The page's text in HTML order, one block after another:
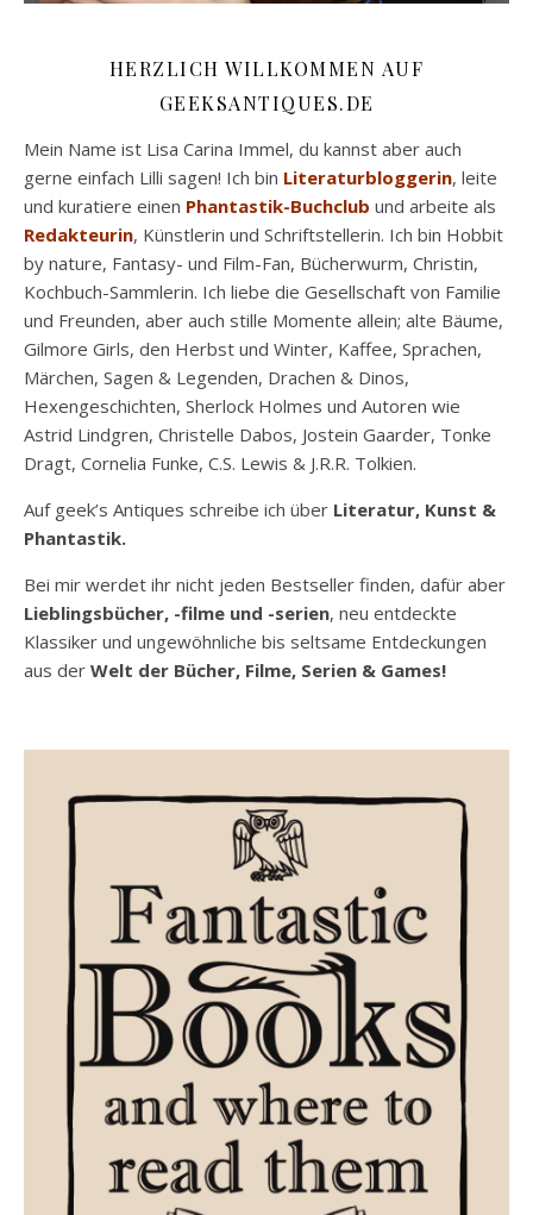
HERZLICH WILLKOMMEN AUF
GEEKSANTIQUES.DE
Mein Name ist Lisa Carina Immel, du kannst aber auch
gerne einfach Lilli sagen! Ich bin Literaturbloggerin, leite
und kuratiere einen Phantastik-Buchclub und arbeite als
Redakteurin, Künstlerin und Schriftstellerin. Ich bin Hobbit
by nature, Fantasy- und Film-Fan, Bücherwurm, Christin,
Kochbuch-Sammlerin. Ich liebe die Gesellschaft von Familie
und Freunden, aber auch stille Momente allein; alte Bäume,
Gilmore Girls, den Herbst und Winter, Kaffee, Sprachen,
Märchen, Sagen & Legenden, Drachen & Dinos,
Hexengeschichten, Sherlock Holmes und Autoren wie
Astrid Lindgren, Christelle Dabos, Jostein Gaarder, Tonke
Dragt, Cornelia Funke, C.S. Lewis & J.R.R. Tolkien.
Auf geek’s Antiques schreibe ich über Literatur, Kunst &
Phantastik.
Bei mir werdet ihr nicht jeden Bestseller finden, dafür aber
Lieblingsbücher, -filme und -serien, neu entdeckte
Klassiker und ungewöhnliche bis seltsame Entdeckungen
aus der Welt der Bücher, Filme, Serien & Games!